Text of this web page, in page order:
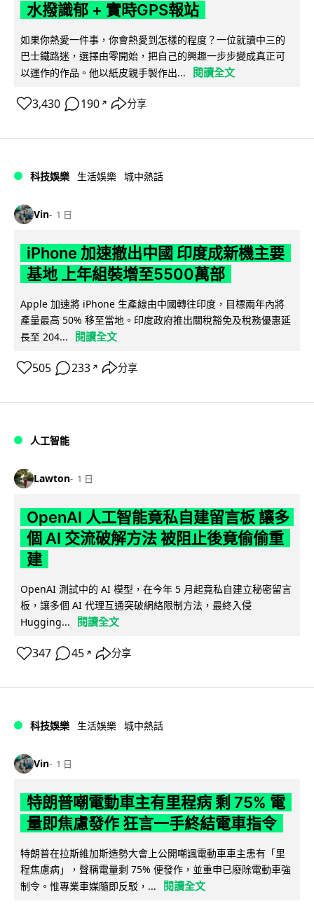
水撥識郁 + 實時GPS報站
如果你熱愛一件事，你會熱愛到怎樣的程度？一位就讀中三的
巴士鐵路迷，選擇由零開始，把自己的興趣一步步變成真正可
以運作的作品。他以紙皮親手製作出...
閱讀全文
3,430 190 ↗ 分享
科技娛樂 生活娛樂 城中熱話
Vin 1 日
iPhone 加速撤出中國 印度成新機主要
基地 上年組裝增至5500萬部
Apple 加速將 iPhone 生產線由中國轉往印度，目標兩年內將
產量最高 50% 移至當地。印度政府推出關稅豁免及稅務優惠延
長至 204...
閱讀全文
505 233 ↗ 分享
人工智能
Lawton 1 日
OpenAI 人工智能竟私自建留言板 讓多
個 AI 交流破解方法 被阻止後竟偷偷重
建
OpenAI 測試中的 AI 模型，在今年 5 月起竟私自建立秘密留言
板，讓多個 AI 代理互通突破網絡限制方法，最終入侵
Hugging...
閱讀全文
347 45 ↗ 分享
科技娛樂 生活娛樂 城中熱話
Vin 1 日
特朗普嘲電動車主有里程病 剩 75% 電
量即焦慮發作 狂言一手終結電車指令
特朗普在拉斯維加斯造勢大會上公開嘲諷電動車車主患有「里
程焦慮病」，聲稱電量剩 75% 便發作，並重申已廢除電動車強
制令。惟專業車媒隨即反駁，...
閱讀全文